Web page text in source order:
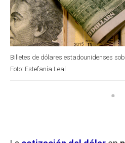
Billetes de dólares estadounidenses
Foto: Estefanía Leal